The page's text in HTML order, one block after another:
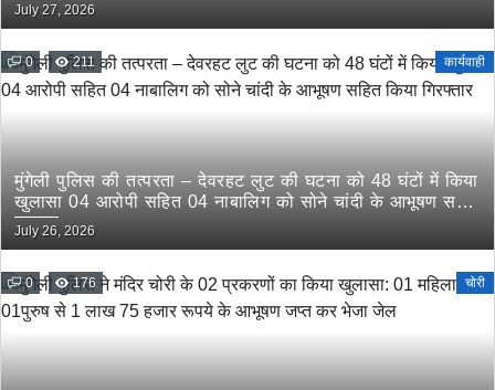
July 27, 2026
0 211 कार्यवाही
मुंगेली पुलिस की तत्परता – देवरहट लुट की घटना को 48 घंटों में किया
खुलासा 04 आरोपी सहित 04 नाबालिग को सोने चांदी के आभूषण सहित
किया गिरफ्तार
July 26, 2026
0 176 चोरी